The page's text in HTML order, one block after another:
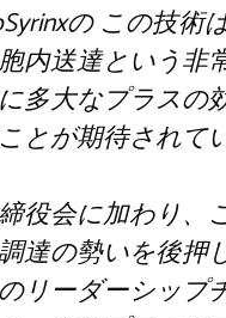
のこの技術
内送達という非
多大なプラスの
とが期待されて
役会に加わり、
達の勢いを後押
リーダーシップ